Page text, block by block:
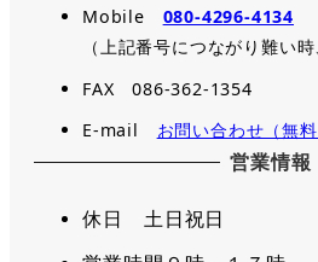
Mobile 080-4296-4134
（上記番号につながり難い
FAX 086-362-1354
E-mail お問い合わせ（無
営業情報
休日 土日祝日